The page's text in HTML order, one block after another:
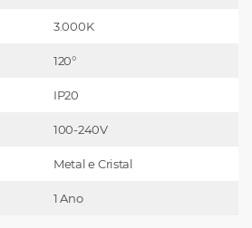
3.000K
120°
IP20
100-240V
Metal e Cristal
1 Ano